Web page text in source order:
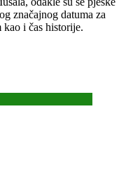
značajnog datuma za
kao i čas historije.